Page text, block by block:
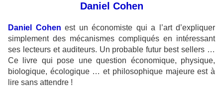
Daniel Cohen
Daniel Cohen est un économiste qui a l’art d’expliquer
simplement des mécanismes compliqués en intéressant
ses lecteurs et auditeurs. Un probable futur best sellers …
Ce livre qui pose une question économique, physique,
biologique, écologique … et philosophique majeure est à
lire sans attendre !